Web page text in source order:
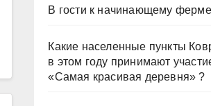
В гости к начинающему
Какие населенные пункты
в этом году принимают
«Самая красивая деревня» ?